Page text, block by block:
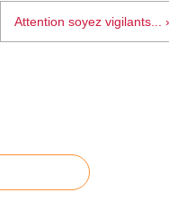
Attention soyez vigilants...